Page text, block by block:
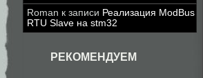
Roman к записи Реализация ModBus
RTU Slave на stm32
РЕКОМЕНДУЕМ